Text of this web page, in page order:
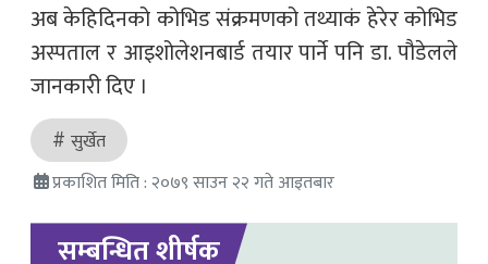
अब केहिदिनको कोभिड संक्रमणको तथ्याकं हेरेर कोभिड
अस्पताल र आइशोलेशनबार्ड तयार पार्ने पनि डा. पौडेलले
जानकारी दिए ।
सुर्खेत
प्रकाशित मिति : २०७९ साउन २२ गते आइतबार
सम्बन्धित शीर्षक